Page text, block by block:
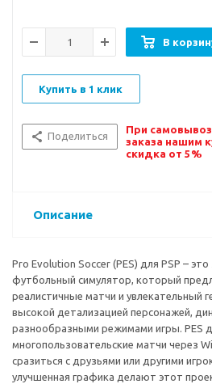
В
Купить в 1 клик
Поделиться
При
заказа нашим
скидка от 5%
Описание
Pro Evolution Soccer (PES) для PSP –
футбольный симулятор, который
реалистичные матчи и увлекательный
высокой детализацией персонажей,
разнообразными режимами игры. PES
многопользовательские матчи через
сразиться с друзьями или другими
улучшенная графика делают этот